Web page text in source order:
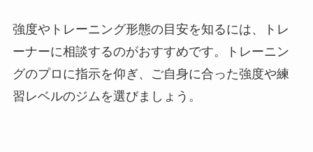
強度やトレーニング形態の目安を知るには、トレ
ーナーに相談するのがおすすめです。トレーニン
グのプロに指示を仰ぎ、ご自身に合った強度や練
習レベルのジムを選びましょう。